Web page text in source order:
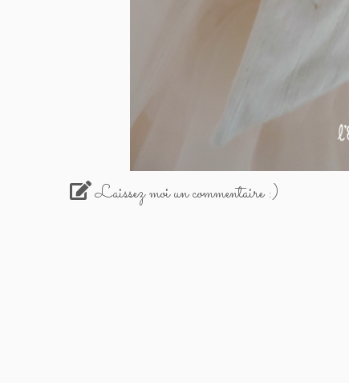
Laissez moi un commentaire :)